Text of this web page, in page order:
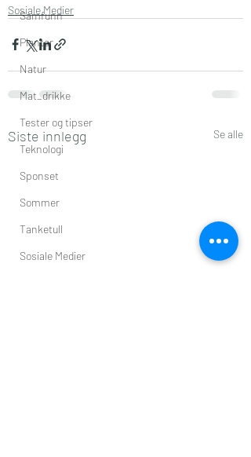
Samfunn
Planter
Natur
Mat_drikke
Tester og tipser
Teknologi
Sponset
Sommer
Tanketull
Sosiale Medier
Sosiale Medier
Siste innlegg Se alle